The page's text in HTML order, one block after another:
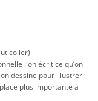
coller)
: on écrit ce qu’on
on dessine pour illustrer
plus importante à